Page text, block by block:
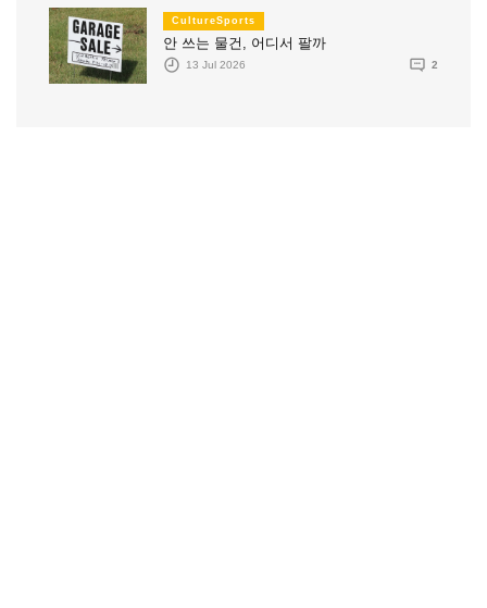
CultureSports
안 쓰는 물건, 어디서 팔까
13 Jul 2026 2